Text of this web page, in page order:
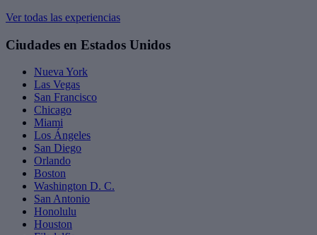
Ver todas las experiencias
Ciudades en Estados Unidos
Nueva York
Las Vegas
San Francisco
Chicago
Miami
Los Ángeles
San Diego
Orlando
Boston
Washington D. C.
San Antonio
Honolulu
Houston